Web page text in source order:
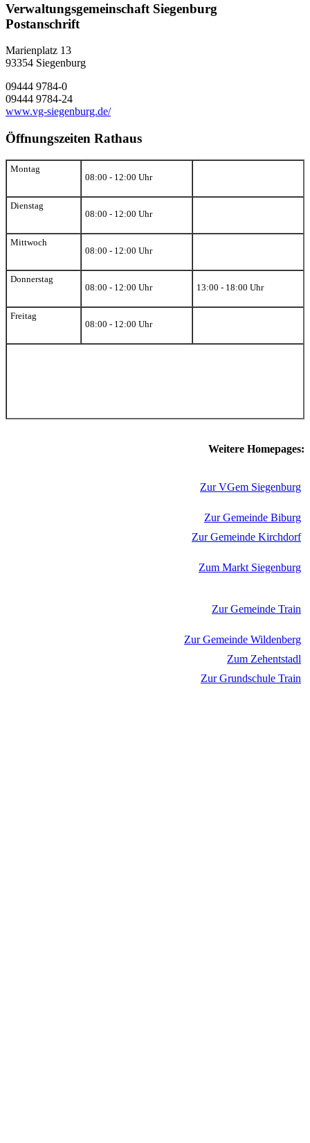
Verwaltungsgemeinschaft Siegenburg
Postanschrift
Marienplatz 13
93354 Siegenburg
09444 9784-0
09444 9784-24
www.vg-siegenburg.de/
Öffnungszeiten Rathaus
Montag
08:00 - 12:00 Uhr
Dienstag
08:00 - 12:00 Uhr
Mittwoch
08:00 - 12:00 Uhr
Donnerstag
08:00 - 12:00 Uhr
13:00 - 18:00 Uhr
Freitag
08:00 - 12:00 Uhr
Weitere Homepages:
Zur VGem Siegenburg
Zur Gemeinde Biburg
Zur Gemeinde Kirchdorf
Zum Markt Siegenburg
Zur Gemeinde Train
Zur Gemeinde Wildenberg
Zum Zehentstadl
Zur Grundschule Train